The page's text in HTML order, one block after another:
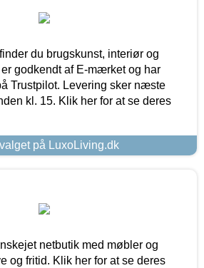
du brugskunst, interiør og
godkendt af E-mærket og har
Trustpilot. Levering sker næste
kl. 15. Klik her for at se deres
på LuxoLiving.dk
netbutik med møbler og
og fritid. Klik her for at se deres